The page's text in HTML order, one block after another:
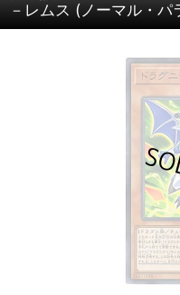
－レムス (ノーマル・パ